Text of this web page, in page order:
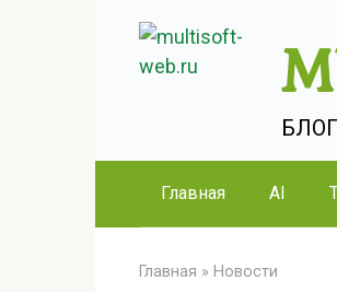
Главная AI
Главная » Новости